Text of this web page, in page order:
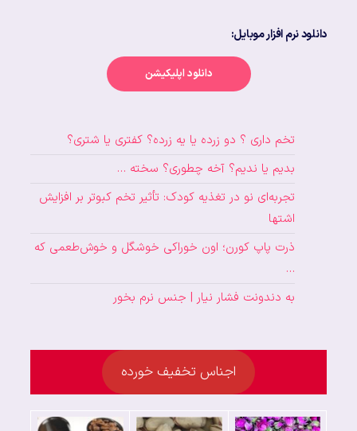
دانلود نرم افزار موبایل:
دانلود اپلیکیشن
تخم داری ؟ دو زرده یا یه زرده؟ کفتری یا شتری؟
بدیم یا ندیم؟ آخه چطوری؟ سخته …
تجربه‌ای نو در تغذیه کودک: تأثیر تخم کبوتر بر افزایش
اشتها
ذرت پاپ کورن؛ اون خوراکی خوشگل و خوش‌طعمی که
…
به دندونت فشار نیار | جنس نرم بخور
اجناس تخفیف خورده